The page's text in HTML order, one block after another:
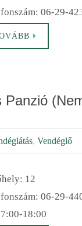
06-29-
Panzió
, Vendéglő
12
06-29-
18:00